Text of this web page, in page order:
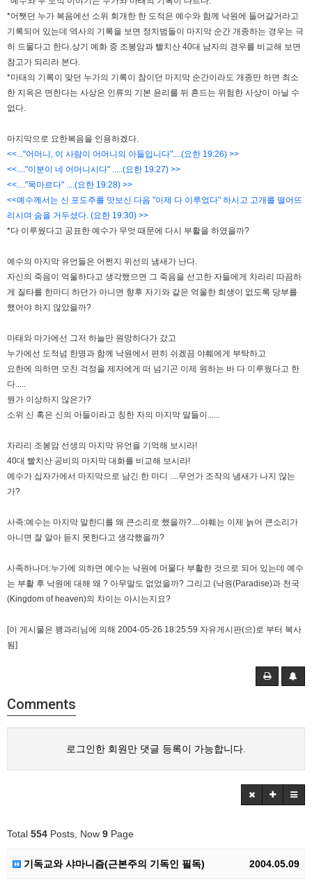
*어쨋던 누가 복음에선 소위 회개한 한 도적은 예수와 함께 낙원에 들어갈거라고
기록되어 있는데 역사의 기록을 보면 정치범들이 마지막 순간 개종하는 경우는 극
히 드물다고 한다.상기 예화 중 조봉암과 빨치산 40대 남자의 경우를 비교해 보면
참고가 되리라 본다.
*마태의 기록이 맞던 누가의 기록이 참이던 마지막 순간이라도 개종만 하면 최소
한 지옥은 면한다는 사상은 인류의 기본 윤리를 뒤 흔드는 위험한 사상이 아닐 수
없다.
마지막으로 요한복음을 인용하겠다.
<<..."어머니, 이 사람이 어머니의 아들입니다"....(요한 19:26) >>
<<...."이분이 네 어머니시다" .....(요한 19:27) >>
<<...."목마르다" ....(요한 19:28) >>
<<예수께서는 신 포도주를 맛보신 다음 "이제 다 이루었다" 하시고 고개를 떨어뜨
리시며 숨을 거두셨다. (요한 19:30) >>
*다 이루웠다고 공표한 예수가 무엇 때문에 다시 부활을 하였을까?
예수의 마지막 유언들은 어쩐지 위선의 냄새가 난다.
자신의 죽음이 억울하다고 생각했으면 그 죽음을 선고한 자들에게 차라리 따끔하
게 질타를 한마디 하던가 아니면 향후 자기와 같은 억울한 희생이 없도록 당부를
했어야 하지 않았을까?
마태와 마가에선 그저 하늘만 원망하다가 갔고
누가에선 도적넘 한명과 함께 낙원에서 편히 쉬겠끔 야훼에게 부탁하고
요한에 의하면 모친 걱정을 제자에게 떠 넘기곤 이제 원하는 바 다 이루웠다고 한
다.....
뭔가 이상하지 않은가?
소위 신 혹은 신의 아들이라고 칭한 자의 마지막 말들이......
차라리 조봉암 선생의 마지막 유언을 기억해 보시라!
40대 빨치산 공비의 마지막 대화를 비교해 보시라!
예수가 십자가에서 마지막으로 남긴 한 마디 ....무언가 조작의 냄새가 나지 않는
가?
사족:예수는 마지막 말한디를 왜 큰소리로 했을까?....야훼는 이제 늙어 큰소리가
아니면 잘 알아 듣지 못한다고 생각했을까?
사족하나더:누가에 의하면 예수는 낙원에 머물다 부활한 것으로 되어 있는데 예수
는 부활 후 낙원에 대해 왜 ? 아무말도 없었을까? 그리고 (낙원(Paradise)과 천국
(Kingdom of heaven)의 차이는 아시는지요?
[이 게시물은 꽹과리님에 의해 2004-05-26 18:25:59 자유게시판(으)로 부터 복사
됨]
Comments
로그인한 회원만 댓글 등록이 가능합니다.
Total 554 Posts, Now 9 Page
2004.05.09
기독교와 샤마니즘(근본주의 기독인 필독)